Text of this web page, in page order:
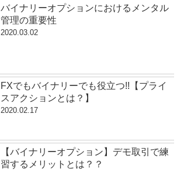
バイナリーオプションにおけるメンタル
管理の重要性
2020.03.02
FXでもバイナリーでも役立つ!!【プライ
スアクションとは？】
2020.02.17
【バイナリーオプション】デモ取引で練
習するメリットとは？？